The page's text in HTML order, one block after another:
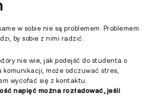
w sobie nie są problemem. Problemem
by sobie z nimi radzić.
nie wie, jak podejść do studenta o
komunikacji, może odczuwać stres,
wycofać się z kontaktu.
napięć można rozładować, jeśli